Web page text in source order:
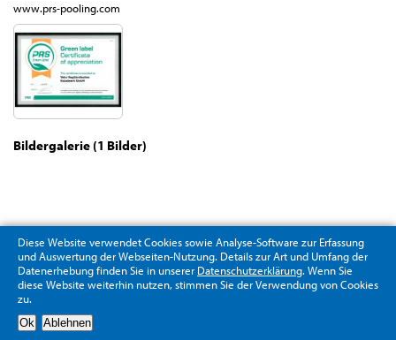
www.prs-pooling.com
Bildergalerie (1 Bilder)
Diese Website verwendet Cookies sowie Analyse-Software zur Erfassung
und Auswertung der Webseiten-Nutzung. Details zur Art und Umfang der
Datenerhebung finden Sie in unserer Datenschutzerklärung. Wenn Sie
diese Website weiterhin nutzen, stimmen Sie der Verwendung von Cookies
zu.